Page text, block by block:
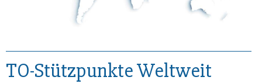
TO-Stützpunkte Weltweit